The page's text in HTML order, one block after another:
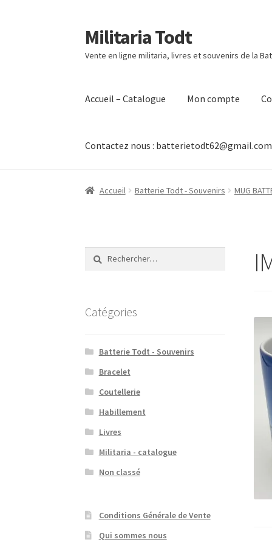
Aller
à
la
Aller
au
contenu
Militaria Todt
Vente en ligne militaria, livres et souvenirs de la
Accueil – Catalogue Mon compte
Contactez nous : batterietodt62@gmail.com
Accueil Batterie Todt - Souvenirs MUG
Catégories
Batterie Todt - Souvenirs
Bracelet
Coutellerie
Habillement
Livres
Militaria - catalogue
Non classé
Conditions Générale de Vente
Qui sommes nous